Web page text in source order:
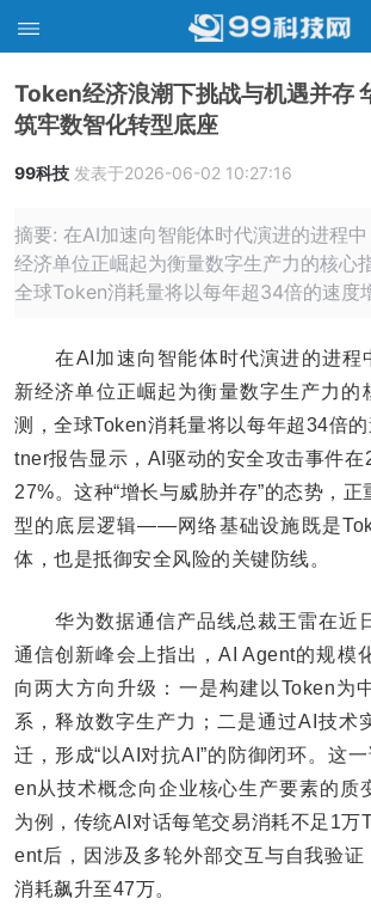
Token经济浪潮下挑战与机遇并存
筑牢数智化转型底座
99科技 发表于2026-06-02 10:27:16
摘要: 在AI加速向智能体时代演进的进程
经济单位正崛起为衡量数字生产力的核心
全球Token消耗量将以每年超34倍的速度
在AI加速向智能体时代演进的进程
新经济单位正崛起为衡量数字生产力的
测，全球Token消耗量将以每年超34倍
tner报告显示，AI驱动的安全攻击事件
27%。这种“增长与威胁并存”的态势，
型的底层逻辑——网络基础设施既是
体，也是抵御安全风险的关键防线。
华为数据通信产品线总裁王雷在近
通信创新峰会上指出，AI Agent的规模
向两大方向升级：一是构建以Token为
系，释放数字生产力；二是通过AI技术
迁，形成“以AI对抗AI”的防御闭环。这
en从技术概念向企业核心生产要素的
为例，传统AI对话每笔交易消耗不足1万
ent后，因涉及多轮外部交互与自我验证
消耗飙升至47万。